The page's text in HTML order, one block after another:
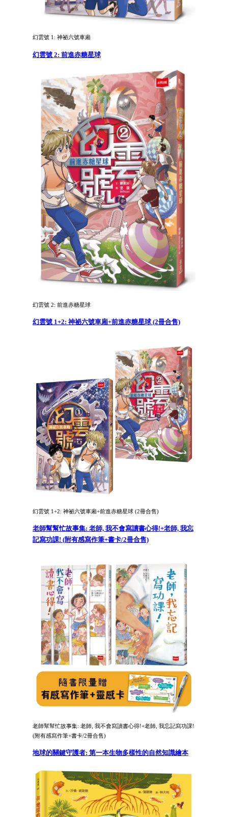
幻雲號 1: 神祕六號車廂
幻雲號 2: 前進赤糖星球
幻雲號 2: 前進赤糖星球
幻雲號 1+2: 神祕六號車廂+前進赤糖星球 (2冊合售)
幻雲號 1+2: 神祕六號車廂+前進赤糖星球 (2冊合售)
老師幫幫忙故事集: 老師, 我不會寫讀書心得!+老師, 我忘
記寫功課! (附有感寫作筆+書卡/2冊合售)
老師幫幫忙故事集: 老師, 我不會寫讀書心得!+老師, 我忘記寫功課!
(附有感寫作筆+書卡/2冊合售)
地球的關鍵守護者: 第一本生物多樣性的自然知識繪本